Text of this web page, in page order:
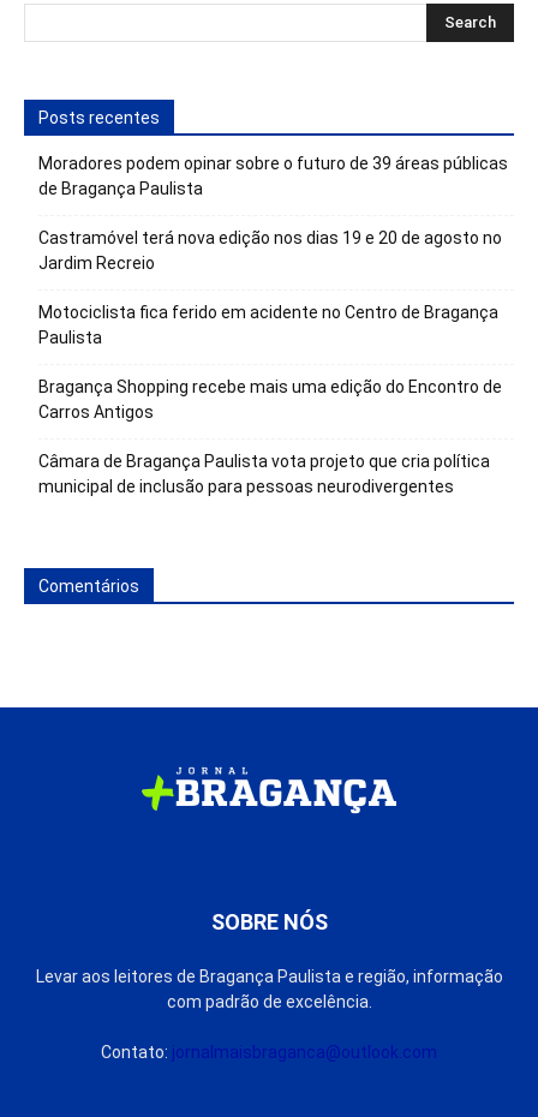
Posts recentes
Moradores podem opinar sobre o futuro de 39 áreas públicas
de Bragança Paulista
Castramóvel terá nova edição nos dias 19 e 20 de agosto no
Jardim Recreio
Motociclista fica ferido em acidente no Centro de Bragança
Paulista
Bragança Shopping recebe mais uma edição do Encontro de
Carros Antigos
Câmara de Bragança Paulista vota projeto que cria política
municipal de inclusão para pessoas neurodivergentes
Comentários
SOBRE NÓS
Levar aos leitores de Bragança Paulista e região, informação
com padrão de excelência.
Contato: jornalmaisbraganca@outlook.com